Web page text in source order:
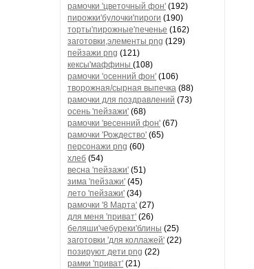
рамочки 'цветочный фон' (192)
пирожки'булочки'пироги (190)
торты'пирожные'печенье (162)
заготовки,элементы png (129)
пейзажи png (121)
кексы'маффины (108)
рамочки 'осенний фон' (106)
творожная/сырная выпечка (88)
рамочки для поздравлений (73)
осень 'пейзажи' (68)
рамочки 'весенний фон' (67)
рамочки 'Рождество' (65)
персонажи png (60)
хлеб (54)
весна 'пейзажи' (51)
зима 'пейзажи' (45)
лето 'пейзажи' (34)
рамочки '8 Марта' (27)
для меня 'приват' (26)
беляши'чебуреки'блины (25)
заготовки 'для коллажей' (22)
позируют дети png (22)
рамки 'приват' (21)